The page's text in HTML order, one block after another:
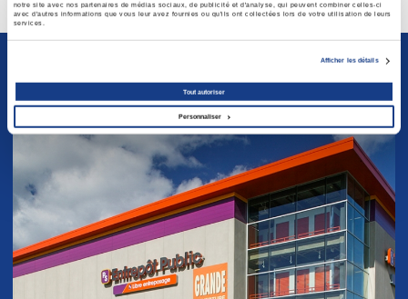
notre site avec nos partenaires de médias sociaux, de publicité et d'analyse, qui peuvent combiner celles-ci
avec d'autres informations que vous leur avez fournies ou qu'ils ont collectées lors de votre utilisation de leurs
services.
Afficher les détails
Tout autoriser
Personnaliser
Projets similaires